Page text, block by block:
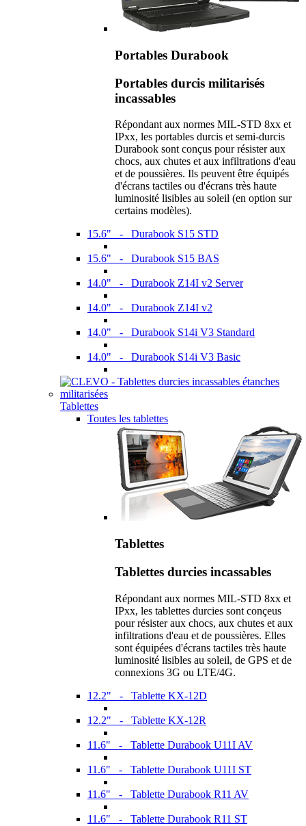
Portables Durabook
Portables durcis militarisés
incassables
Répondant aux normes MIL-STD 8xx et
IPxx, les portables durcis et semi-durcis
Durabook sont conçus pour résister aux
chocs, aux chutes et aux infiltrations d'eau
et de poussières. Ils peuvent être équipés
d'écrans tactiles ou d'écrans très haute
luminosité lisibles au soleil (en option sur
certains modèles).
15.6" - Durabook S15 STD
15.6" - Durabook S15 BAS
14.0" - Durabook Z14I v2 Server
14.0" - Durabook Z14I v2
14.0" - Durabook S14i V3 Standard
14.0" - Durabook S14i V3 Basic
Tablettes
Toutes les tablettes
Tablettes
Tablettes durcies incassables
Répondant aux normes MIL-STD 8xx et
IPxx, les tablettes durcies sont conçeus
pour résister aux chocs, aux chutes et aux
infiltrations d'eau et de poussières. Elles
sont équipées d'écrans tactiles très haute
luminosité lisibles au soleil, de GPS et de
connexions 3G ou LTE/4G.
12.2" - Tablette KX-12D
12.2" - Tablette KX-12R
11.6" - Tablette Durabook U11I AV
11.6" - Tablette Durabook U11I ST
11.6" - Tablette Durabook R11 AV
11.6" - Tablette Durabook R11 ST